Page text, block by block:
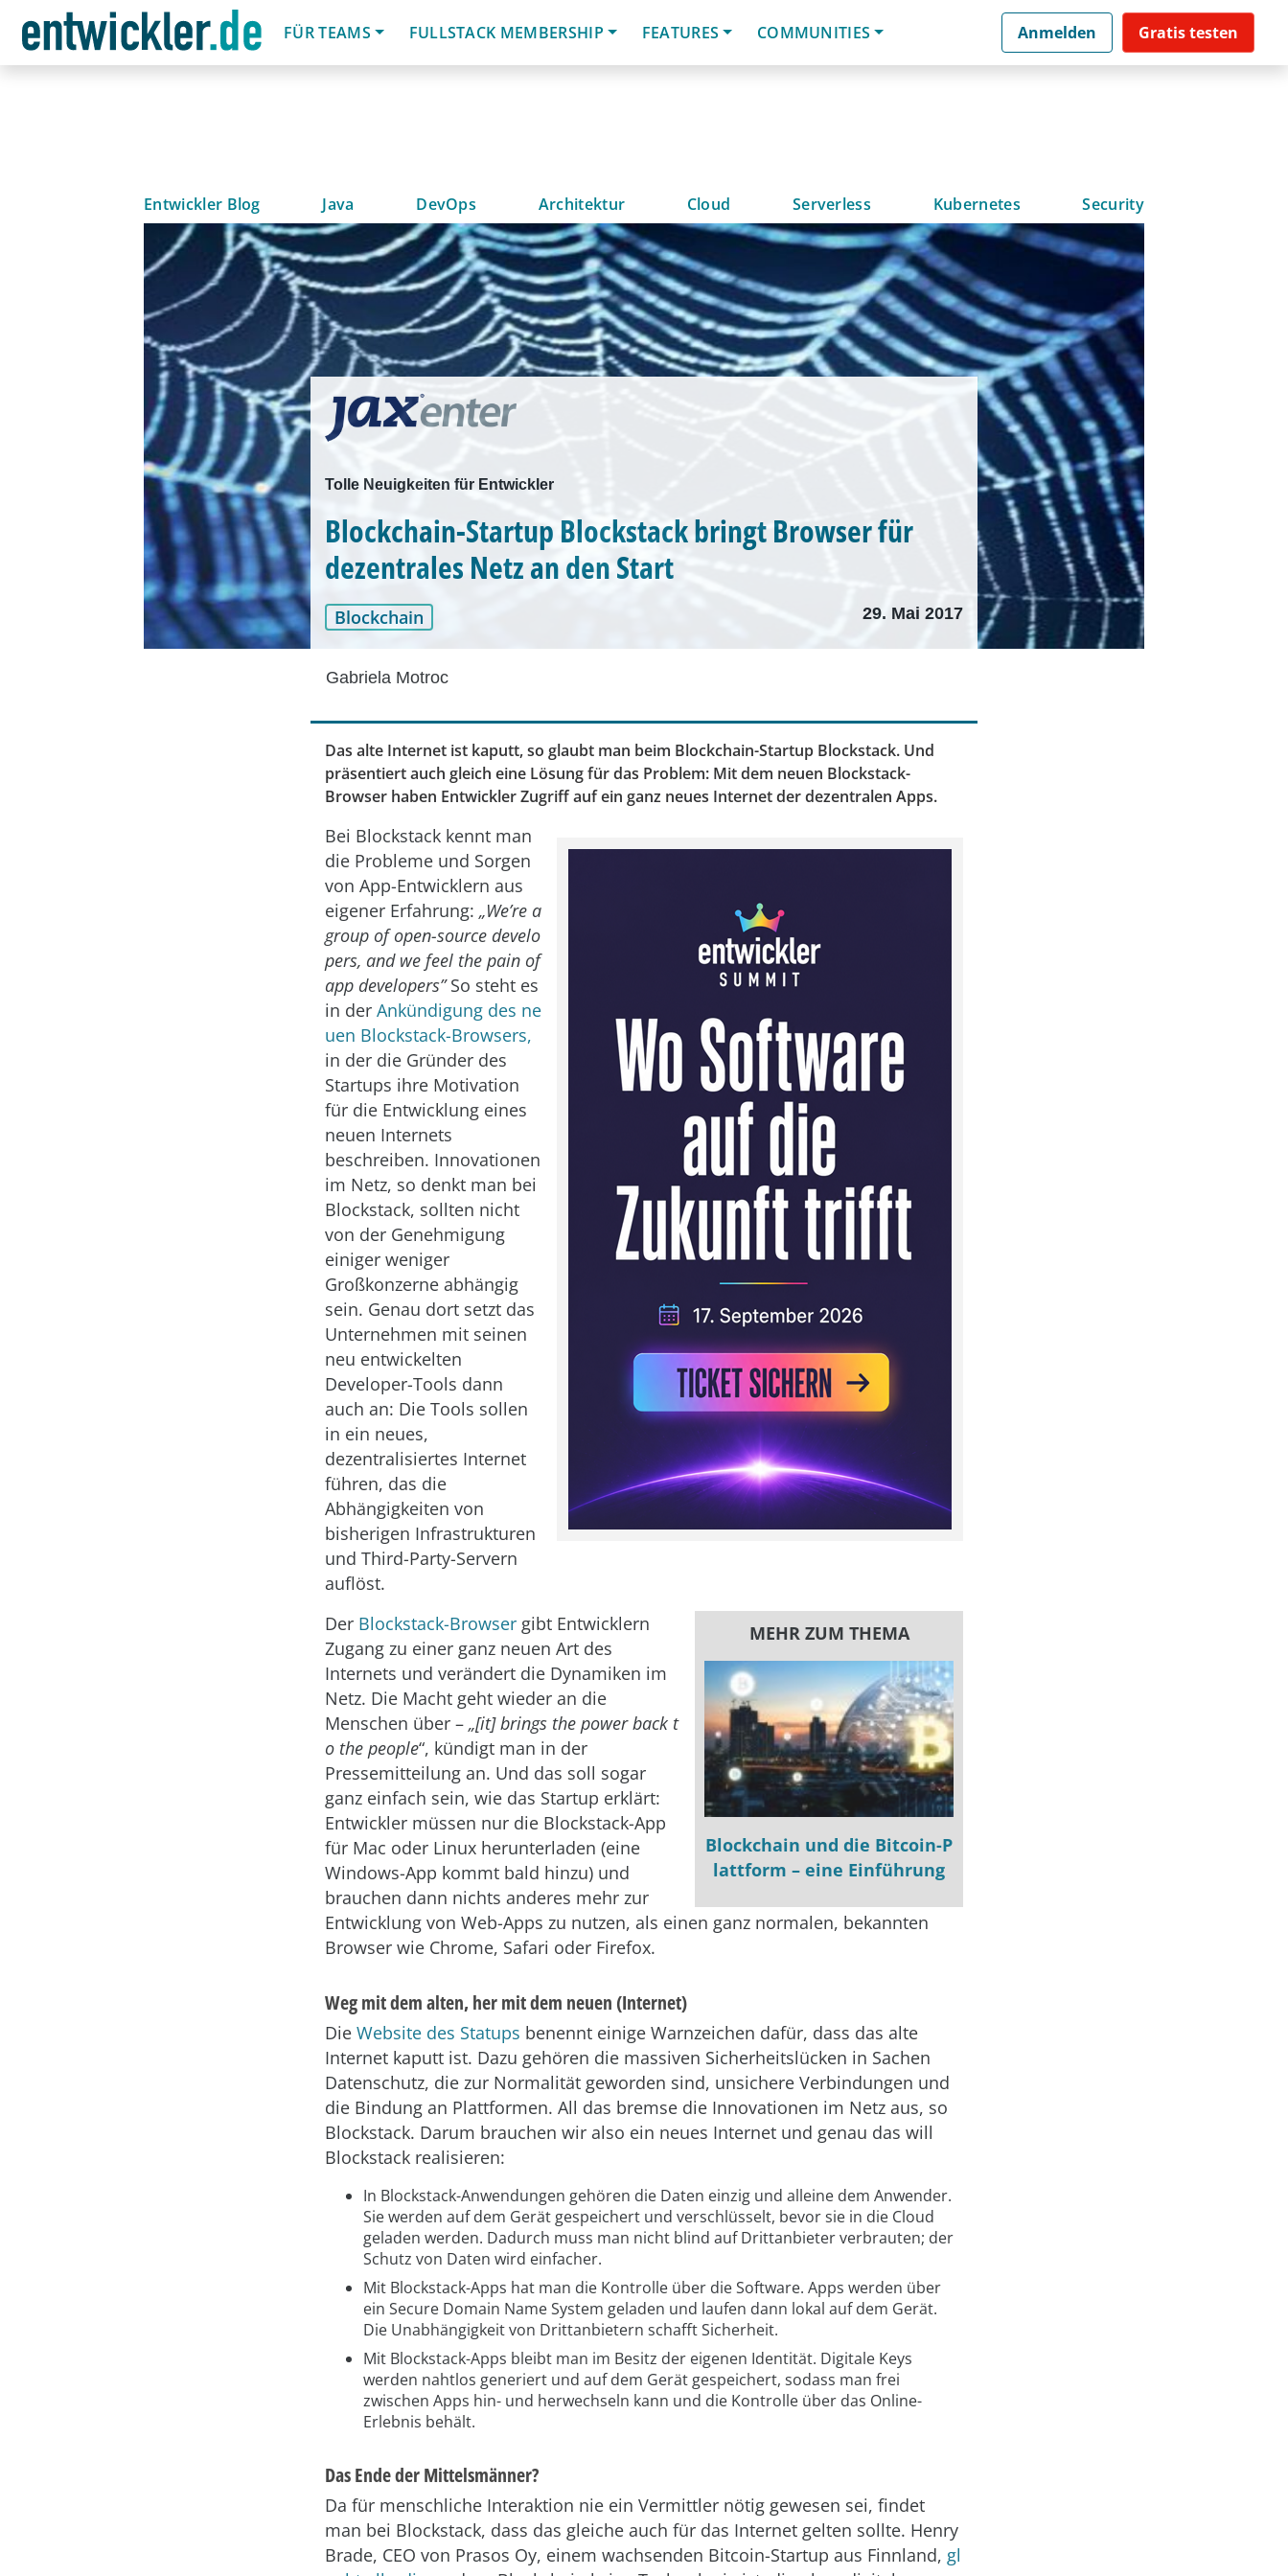
FÜR TEAMS
FULLSTACK MEMBERSHIP FEATURES COMMUNITIES Anmelden Gratis testen
Entwickler Blog Java DevOps Architektur Cloud Serverless Kubernetes Security
Tolle Neuigkeiten für Entwickler
Blockchain-Startup Blockstack bringt Browser für
dezentrales Netz an den Start
Blockchain 29. Mai 2017
Gabriela Motroc
Das alte Internet ist kaputt, so glaubt man beim Blockchain-Startup Blockstack. Und
präsentiert auch gleich eine Lösung für das Problem: Mit dem neuen Blockstack-
Browser haben Entwickler Zugriff auf ein ganz neues Internet der dezentralen Apps.
Bei Blockstack kennt man
die Probleme und Sorgen
von App-Entwicklern aus
eigener Erfahrung: „We’re a
group of open-source develo
pers, and we feel the pain of
app developers”So steht es
in der Ankündigung des ne
uen Blockstack-Browsers,
in der die Gründer des
Startups ihre Motivation
für die Entwicklung eines
neuen Internets
beschreiben. Innovationen
im Netz, so denkt man bei
Blockstack, sollten nicht
von der Genehmigung
einiger weniger
Großkonzerne abhängig
sein. Genau dort setzt das
Unternehmen mit seinen
neu entwickelten
Developer-Tools dann
auch an: Die Tools sollen
in ein neues,
dezentralisiertes Internet
führen, das die
Abhängigkeiten von
bisherigen Infrastrukturen
und Third-Party-Servern
auflöst.
MEHR ZUM THEMA
Blockchain und die Bitcoin-P
lattform – eine Einführung
Der Blockstack-Browser gibt Entwicklern
Zugang zu einer ganz neuen Art des
Internets und verändert die Dynamiken im
Netz. Die Macht geht wieder an die
Menschen über – „[it] brings the power back t
o the people“, kündigt man in der
Pressemitteilung an. Und das soll sogar
ganz einfach sein, wie das Startup erklärt:
Entwickler müssen nur die Blockstack-App
für Mac oder Linux herunterladen (eine
Windows-App kommt bald hinzu) und
brauchen dann nichts anderes mehr zur
Entwicklung von Web-Apps zu nutzen, als einen ganz normalen, bekannten
Browser wie Chrome, Safari oder Firefox.
Weg mit dem alten, her mit dem neuen (Internet)
Die Website des Statups benennt einige Warnzeichen dafür, dass das alte
Internet kaputt ist. Dazu gehören die massiven Sicherheitslücken in Sachen
Datenschutz, die zur Normalität geworden sind, unsichere Verbindungen und
die Bindung an Plattformen. All das bremse die Innovationen im Netz aus, so
Blockstack. Darum brauchen wir also ein neues Internet und genau das will
Blockstack realisieren:
In Blockstack-Anwendungen gehören die Daten einzig und alleine dem Anwender.
Sie werden auf dem Gerät gespeichert und verschlüsselt, bevor sie in die Cloud
geladen werden. Dadurch muss man nicht blind auf Drittanbieter verbrauten; der
Schutz von Daten wird einfacher.
Mit Blockstack-Apps hat man die Kontrolle über die Software. Apps werden über
ein Secure Domain Name System geladen und laufen dann lokal auf dem Gerät.
Die Unabhängigkeit von Drittanbietern schafft Sicherheit.
Mit Blockstack-Apps bleibt man im Besitz der eigenen Identität. Digitale Keys
werden nahtlos generiert und auf dem Gerät gespeichert, sodass man frei
zwischen Apps hin- und herwechseln kann und die Kontrolle über das Online-
Erlebnis behält.
Das Ende der Mittelsmänner?
Da für menschliche Interaktion nie ein Vermittler nötig gewesen sei, findet
man bei Blockstack, dass das gleiche auch für das Internet gelten sollte. Henry
Brade, CEO von Prasos Oy, einem wachsenden Bitcoin-Startup aus Finnland, gl